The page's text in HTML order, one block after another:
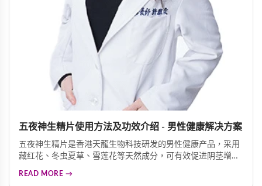
五夜神生精片使用方法及功效介绍 - 男性健康解决方案
五夜神生精片是香港天龍生物科技研发的男性健康产品，采用
藏红花、冬虫夏草、雪莲花等天然成分，可有效促进阴茎增
READ MORE →